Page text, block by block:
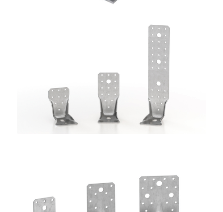
ROTHOBLAAS
Angolari WBR
ROTHOBLAAS